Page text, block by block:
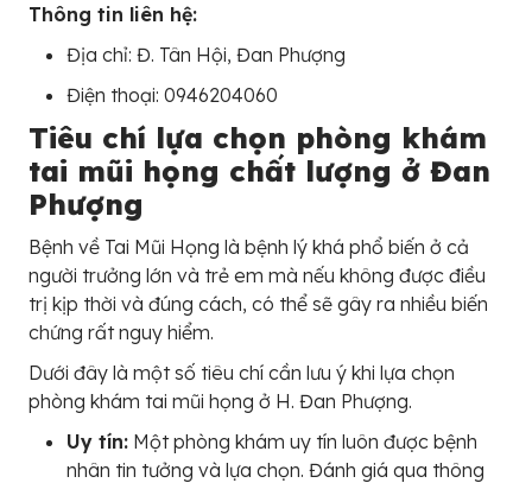
Thông tin liên hệ:
Địa chỉ: Đ. Tân Hội, Đan Phượng
Điện thoại: 0946204060
Tiêu chí lựa chọn phòng khám
tai mũi họng chất lượng ở Đan
Phượng
Bệnh về Tai Mũi Họng là bệnh lý khá phổ biến ở cả
người trưởng lớn và trẻ em mà nếu không được điều
trị kịp thời và đúng cách, có thể sẽ gây ra nhiều biến
chứng rất nguy hiểm.
Dưới đây là một số tiêu chí cần lưu ý khi lựa chọn
phòng khám tai mũi họng ở H. Đan Phượng.
Uy tín: Một phòng khám uy tín luôn được bệnh
nhân tin tưởng và lựa chọn. Đánh giá qua thông